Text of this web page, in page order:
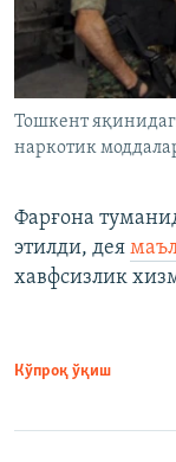
Тошкент
наркотик
Фарғона
этилди, дея
хавфсизлик
Кўпроқ ўқиш